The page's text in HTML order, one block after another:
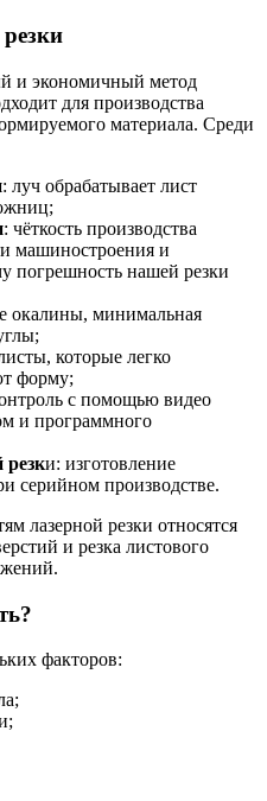
и экономичный метод
для производства
материала. Среди
: луч обрабатывает лист
: чёткость производства
машиностроения и
погрешность нашей резки
окалины, минимальная
которые легко
форму;
с помощью видео
и программного
резки: изготовление
серийном производстве.
лазерной резки относятся
и резка листового
факторов: